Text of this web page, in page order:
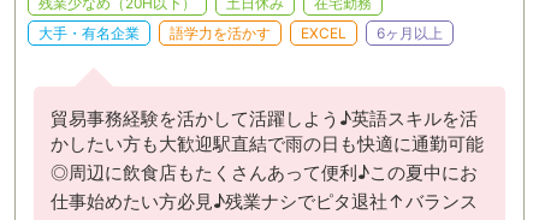
大手・有名企業
語学力を活かす EXCEL 6ヶ月以上
貿易事務経験を活かして活躍しよう♪英語スキルを活
かしたい方も大歓迎駅直結で雨の日も快適に通勤可能
◎周辺に飲食店もたくさんあって便利♪この夏中にお
仕事始めたい方必見♪残業ナシでピタ退社↑バランス